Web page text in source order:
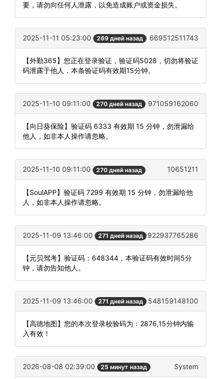
要，请勿向任何人泄露，以免造成账户或资金损失。
2025-11-11 05:23:00 269 дней назад 669512511743
【外勤365】您正在登录验证，验证码5028，切勿将验证
码泄露于他人，本条验证码有效期15分钟。
2025-11-10 09:11:00 270 дней назад 971059162060
【向日葵保险】验证码 6333 有效期 15 分钟，勿泄漏给
他人，如非本人操作请忽略。
2025-11-10 09:11:00 270 дней назад 10651211
【SoulAPP】验证码 7299 有效期 15 分钟，勿泄漏给他
人，如非本人操作请忽略。
2025-11-09 13:46:00 271 дней назад 922937765286
【元贝驾考】验证码：648344，本验证码有效时间5分
钟，请勿告知他人。
2025-11-09 13:46:00 271 дней назад 548159148100
【高德地图】您的本次登录校验码为：2876,15分钟内输
入有效！
2026-08-08 02:39:00 25 минут назад System